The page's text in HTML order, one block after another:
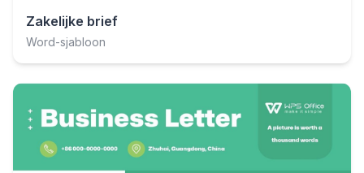
Zakelijke brief
Word-sjabloon